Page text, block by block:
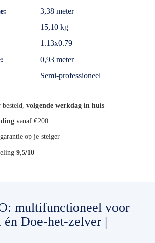
3,38 meter
15,10 kg
1.13x0.79
0,93 meter
Semi-professioneel
volgende werkdag in huis
vanaf €200
op je steiger
9,5/10
multifunctioneel voor
én Doe-het-zelver |